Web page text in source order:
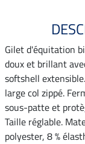
Gilet d'équitation
doux et brillant
softshell
large col zippé.
sous-patte et
Taille réglable.
polyester, 8 %